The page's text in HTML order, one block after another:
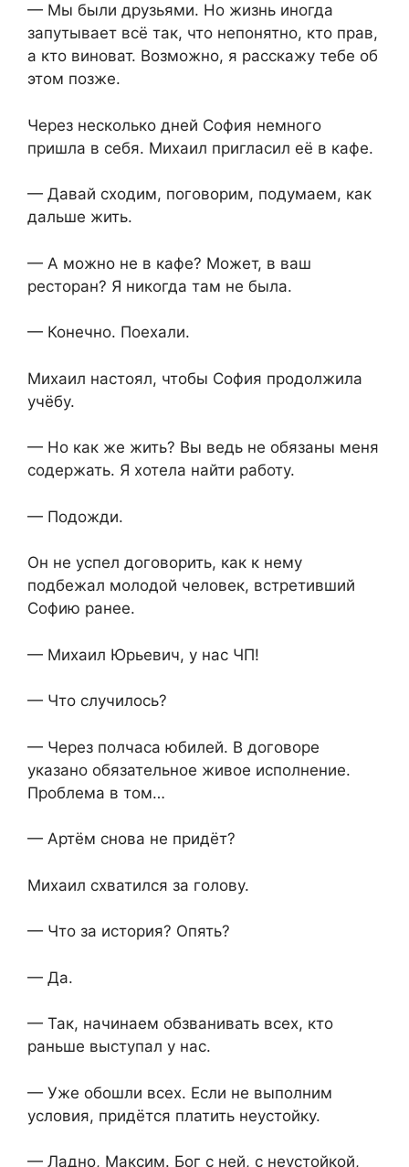
— Мы были друзьями. Но жизнь иногда
запутывает всё так, что непонятно, кто прав,
а кто виноват. Возможно, я расскажу тебе об
этом позже.
Через несколько дней София немного
пришла в себя. Михаил пригласил её в кафе.
— Давай сходим, поговорим, подумаем, как
дальше жить.
— А можно не в кафе? Может, в ваш
ресторан? Я никогда там не была.
— Конечно. Поехали.
Михаил настоял, чтобы София продолжила
учёбу.
— Но как же жить? Вы ведь не обязаны меня
содержать. Я хотела найти работу.
— Подожди.
Он не успел договорить, как к нему
подбежал молодой человек, встретивший
Софию ранее.
— Михаил Юрьевич, у нас ЧП!
— Что случилось?
— Через полчаса юбилей. В договоре
указано обязательное живое исполнение.
Проблема в том…
— Артём снова не придёт?
Михаил схватился за голову.
— Что за история? Опять?
— Да.
— Так, начинаем обзванивать всех, кто
раньше выступал у нас.
— Уже обошли всех. Если не выполним
условия, придётся платить неустойку.
— Ладно, Максим. Бог с ней, с неустойкой,